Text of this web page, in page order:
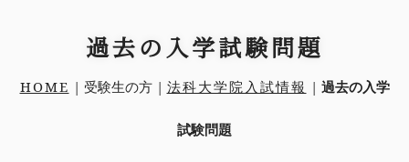
受験生の方
卒業生の方
過去の入学試験問題
HOME | 受験生の方 | 法科大学院入試情報 | 過去の入学
試験問題